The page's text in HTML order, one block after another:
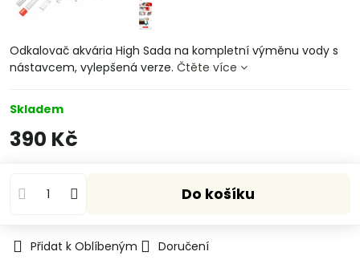
Odkalovač akvária High Sada na kompletní výměnu vody s
nástavcem, vylepšená verze. Čtěte více
Skladem
390 Kč
Do košíku
Přidat k Oblíbeným Doručení